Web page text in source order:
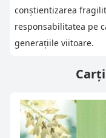
conștientizarea
responsabilitatea pe
generațiile viitoare.